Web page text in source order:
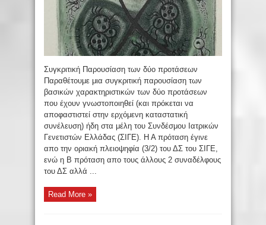
Συγκριτική Παρουσίαση των δύο προτάσεων
Παραθέτουμε μια συγκριτική παρουσίαση των
βασικών χαρακτηριστικών των δύο προτάσεων
που έχουν γνωστοποιηθεί (και πρόκεται να
αποφαστιστεί στην ερχόμενη καταστατική
συνέλευση) ήδη στα μέλη του Συνδέσμου Ιατρικών
Γενετιστών Ελλάδας (ΣΙΓΕ). Η Α πρόταση έγινε
απο την οριακή πλειοψηφία (3/2) του ΔΣ του ΣΙΓΕ,
ενώ η Β πρόταση απο τους άλλους 2 συναδέλφους
του ΔΣ αλλά ...
Read More »